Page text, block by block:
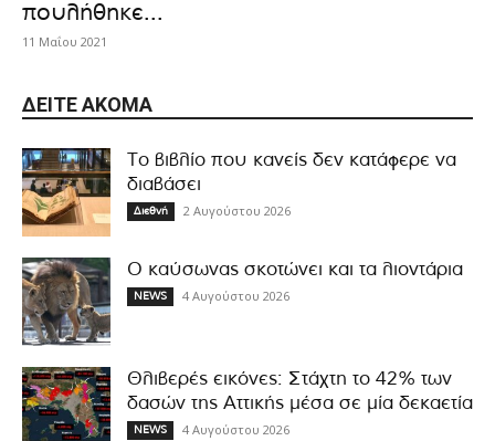
πουλήθηκε...
11 Μαΐου 2021
ΔΕΊΤΕ ΑΚΌΜΑ
Το βιβλίο που κανείς δεν κατάφερε να
διαβάσει
Διεθνή 2 Αυγούστου 2026
Ο καύσωνας σκοτώνει και τα λιοντάρια
NEWS 4 Αυγούστου 2026
Θλιβερές εικόνες: Στάχτη το 42% των
δασών της Αττικής μέσα σε μία δεκαετία
NEWS 4 Αυγούστου 2026